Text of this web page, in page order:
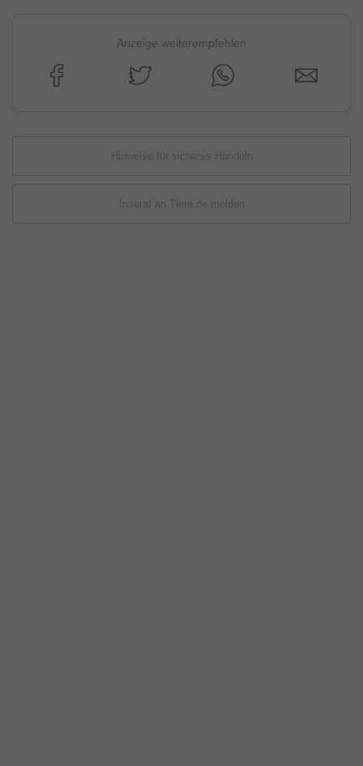
Anzeige weiterempfehlen
Hinweise für sicheres Handeln
Inserat an Tiere.de melden